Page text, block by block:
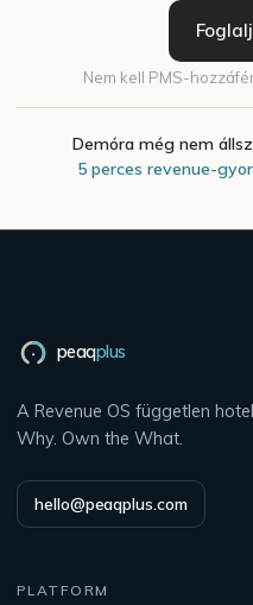
Nem kell PMS-
Demóra még nem
5 perces revenue-
peaqplus
A Revenue OS független
Why. Own the What.
hello@peaqplus.com
PLATFORM